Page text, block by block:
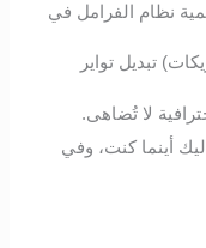
نظام الفرامل في
تبديل تواير
لا تُضاهى.
إليك أينما كنت، وفي